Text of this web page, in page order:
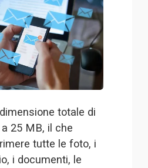
totale di
25 MB, il che
tutte le foto, i
i documenti, le